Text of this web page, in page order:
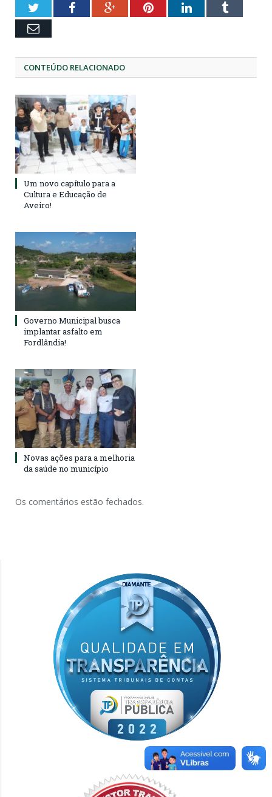
TwitterFacebookGoogle+PinterestLinkedInTumblr
Email
CONTEÚDO RELACIONADO
Um novo capítulo para a
Cultura e Educação de
Aveiro!
Governo Municipal busca
implantar asfalto em
Fordlândia!
Novas ações para a melhoria
da saúde no município
Os comentários estão fechados.